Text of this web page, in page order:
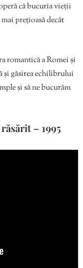
că bucuria vieții
prețioasă decât
romantică a Romei și
și găsirea echilibrului
și să ne bucurăm
– 1995